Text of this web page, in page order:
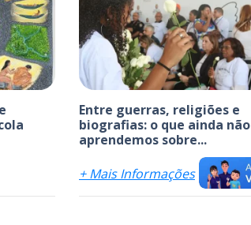
Entre guerras, religiões e
biografias: o que ainda não
aprendemos sobre...
+ Mais Informações